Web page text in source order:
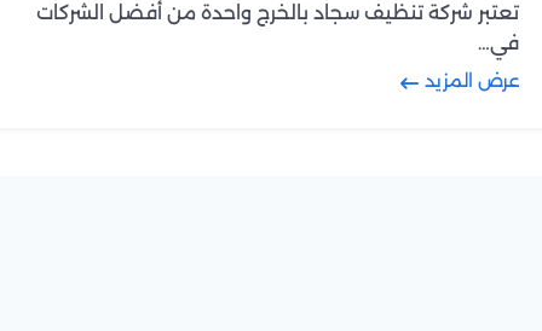
تعتبر شركة تنظيف سجاد بالخرج واحدة من أفضل الشركات
في…
عرض المزيد